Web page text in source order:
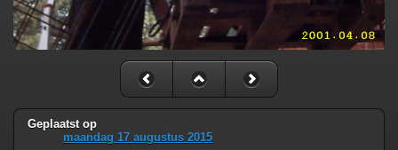
Geplaatst op
maandag 17 augustus 2015